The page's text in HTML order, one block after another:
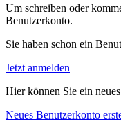
Um schreiben oder
Benutzerkonto.
Sie haben schon ein
Jetzt anmelden
Hier können Sie ein
Neues Benutzerkonto